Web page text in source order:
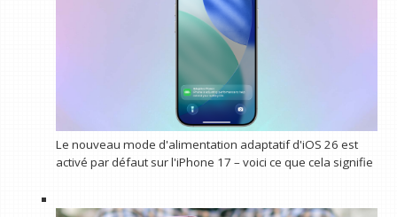
Le nouveau mode d'alimentation adaptatif d'iOS 26 est
activé par défaut sur l'iPhone 17 – voici ce que cela signifie